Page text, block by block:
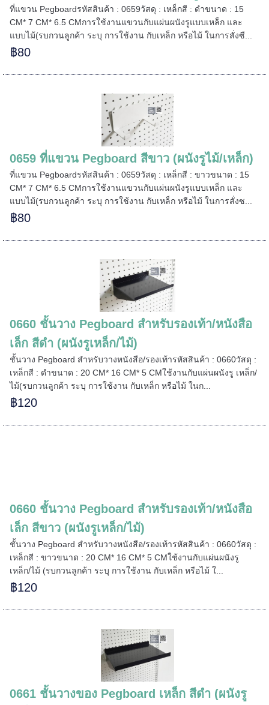
ที่แขวน Pegboardรหัสสินค้า : 0659วัสดุ : เหล็กสี : ดำขนาด : 15
CM* 7 CM* 6.5 CMการใช้งานแขวนกับแผ่นผนังรูแบบเหล็ก และ
แบบไม้(รบกวนลูกค้า ระบุ การใช้งาน กับเหล็ก หรือไม้ ในการสั่งซื...
฿80
0659 ที่แขวน Pegboard สีขาว (ผนังรูไม้/เหล็ก)
ที่แขวน Pegboardรหัสสินค้า : 0659วัสดุ : เหล็กสี : ขาวขนาด : 15
CM* 7 CM* 6.5 CMการใช้งานแขวนกับแผ่นผนังรูแบบเหล็ก และ
แบบไม้(รบกวนลูกค้า ระบุ การใช้งาน กับเหล็ก หรือไม้ ในการสั่งซ...
฿80
0660 ชั้นวาง Pegboard สำหรับรองเท้า/หนังสือ
เล็ก สีดำ (ผนังรูเหล็ก/ไม้)
ชั้นวาง Pegboard สำหรับวางหนังสือ/รองเท้ารหัสสินค้า : 0660วัสดุ :
เหล็กสี : ดำขนาด : 20 CM* 16 CM* 5 CMใช้งานกับแผ่นผนังรู เหล็ก/
ไม้(รบกวนลูกค้า ระบุ การใช้งาน กับเหล็ก หรือไม้ ในก...
฿120
0660 ชั้นวาง Pegboard สำหรับรองเท้า/หนังสือ
เล็ก สีขาว (ผนังรูเหล็ก/ไม้)
ชั้นวาง Pegboard สำหรับวางหนังสือ/รองเท้ารหัสสินค้า : 0660วัสดุ :
เหล็กสี : ขาวขนาด : 20 CM* 16 CM* 5 CMใช้งานกับแผ่นผนังรู
เหล็ก/ไม้ (รบกวนลูกค้า ระบุ การใช้งาน กับเหล็ก หรือไม้ ใ...
฿120
0661 ชั้นวางของ Pegboard เหล็ก สีดำ (ผนังรู